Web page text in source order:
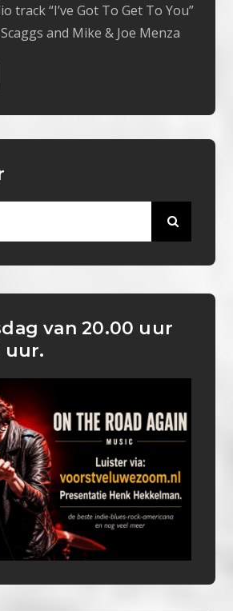
track “I’ve Got To Get To You”
and Mike & Joe Menza
van 20.00 uur
uur.